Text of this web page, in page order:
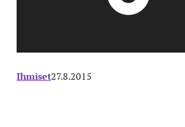
Ihmiset27.8.2015